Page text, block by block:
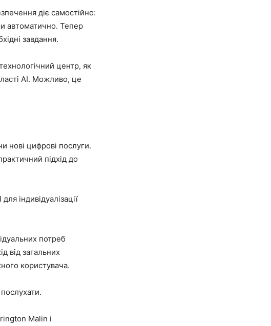
діє самостійно:
автоматично. Тепер
завдання.
центр, як
AI. Можливо, це
нові цифрові послуги.
підхід до
індивідуалізації
потреб
від загальних
користувача.
Malin і